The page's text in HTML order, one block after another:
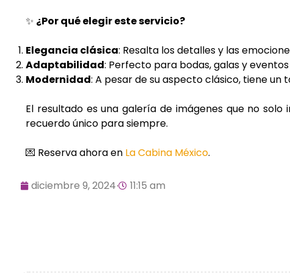
✨ ¿Por qué elegir este servicio?
Elegancia clásica: Resalta los detalles y las
Adaptabilidad: Perfecto para bodas, galas y eventos
Modernidad: A pesar de su aspecto clásico, tiene
El resultado es una galería de imágenes que no
recuerdo único para siempre.
💌 Reserva ahora en La Cabina México.
diciembre 9, 2024 11:15 am